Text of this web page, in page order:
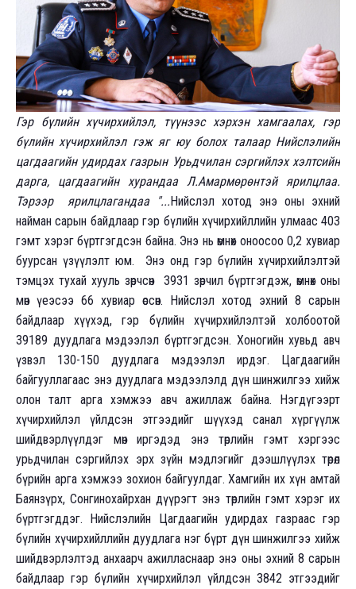
Гэр бүлийн хүчирхийлэл, түүнээс хэрхэн хамгаалах, гэр
бүлийн хүчирхийлэл гэж яг юу болох талаар Нийслэлийн
цагдаагийн удирдах газрын Урьдчилан сэргийлэх хэлтсийн
дарга, цагдаагийн хурандаа Л.Амармөрөнтэй ярилцлаа.
Тэрээр ярилцлагандаа "...Нийслэл хотод энэ оны эхний
найман сарын байдлаар гэр бүлийн хүчирхийллийн улмаас 403
гэмт хэрэг бүртгэгдсэн байна. Энэ нь өмнөх оноосоо 0,2 хувиар
буурсан үзүүлэлт юм. Энэ онд гэр бүлийн хүчирхийлэлтэй
тэмцэх тухай хууль зөрчсөн 3931 зөрчил бүртгэгдэж, өмнөх оны
мөн үеэсээ 66 хувиар өссөн. Нийслэл хотод эхний 8 сарын
байдлаар хүүхэд, гэр бүлийн хүчирхийлэлтэй холбоотой
39189 дуудлага мэдээлэл бүртгэгдсэн. Хоногийн хувьд авч
үзвэл 130-150 дуудлага мэдээлэл ирдэг. Цагдаагийн
байгууллагаас энэ дуудлага мэдээлэлд дүн шинжилгээ хийж
олон талт арга хэмжээ авч ажиллаж байна. Нэгдүгээрт
хүчирхийлэл үйлдсэн этгээдийг шүүхэд санал хүргүүлж
шийдвэрлүүлдэг мөн иргэдэд энэ төрлийн гэмт хэргээс
урьдчилан сэргийлэх эрх зүйн мэдлэгийг дээшлүүлэх төрөл
бүрийн арга хэмжээ зохион байгуулдаг. Хамгийн их хүн амтай
Баянзүрх, Сонгинохайрхан дүүрэгт энэ төрлийн гэмт хэрэг их
бүртгэгддэг. Нийслэлийн Цагдаагийн удирдах газраас гэр
бүлийн хүчирхийллийн дуудлага нэг бүрт дүн шинжилгээ хийж
шийдвэрлэлтэд анхаарч ажилласнаар энэ оны эхний 8 сарын
байдлаар гэр бүлийн хүчирхийлэл үйлдсэн 3842 этгээдийг